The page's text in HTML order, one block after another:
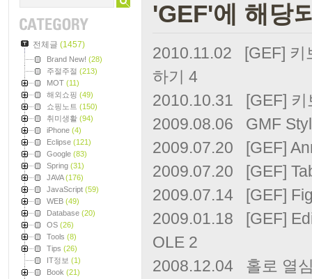
전체글 (1457)
Brand New! (28)
주절주절 (213)
MOT (11)
해외쇼핑 (49)
쇼핑노트 (150)
취미생활 (94)
iPhone (4)
Eclipse (121)
Google (83)
Spring (31)
JAVA(176)
JavaScript (59)
WEB (49)
Database (20)
OS (26)
Tools (8)
Tips (26)
IT정보 (1)
Book (21)
'GEF'에 해당
2010.11.02
[GEF] 키
하기 4
2010.10.31
[GEF]
2009.08.06
GMF
2009.07.20
[GEF]
2009.07.20
[GEF]
2009.07.14
[GEF]
2009.01.18
[GEF]
OLE 2
2008.12.04
홀로 열